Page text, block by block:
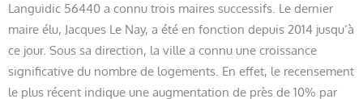
Languidic 56440 a connu trois maires successifs. Le dernier
maire élu, Jacques Le Nay, a été en fonction depuis 2014 jusqu’à
ce jour. Sous sa direction, la ville a connu une croissance
significative du nombre de logements. En effet, le recensement
le plus récent indique une augmentation de près de 10% par